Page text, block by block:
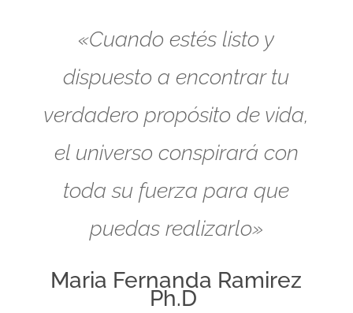
«Cuando estés listo y
dispuesto a encontrar tu
verdadero propósito de vida,
el universo conspirará con
toda su fuerza para que
puedas realizarlo»
Maria Fernanda Ramirez
Ph.D